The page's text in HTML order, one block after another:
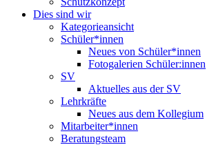
Dies sind wir
Kategorieansicht
Schüler*innen
Neues von Schüler*innen
Fotogalerien Schüler:innen
SV
Aktuelles aus der SV
Lehrkräfte
Neues aus dem Kollegium
Mitarbeiter*innen
Beratungsteam